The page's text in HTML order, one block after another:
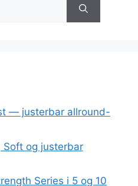
— justerbar allround-
og justerbar
Series i 5 og 10